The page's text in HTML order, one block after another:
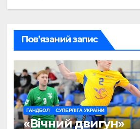
Пов’язаний запис
ГАНДБОЛ СУПЕРЛІГА УКРАЇНИ
«Вічний двигун»